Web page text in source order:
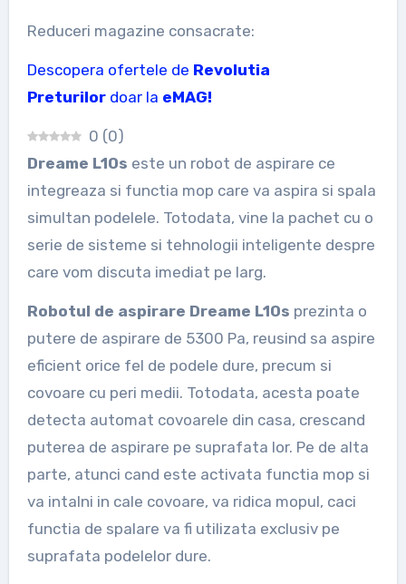
Reduceri magazine consacrate:
Descopera ofertele de Revolutia
Preturilor doar la eMAG!
0 (0)
Dreame L10s este un robot de aspirare ce
integreaza si functia mop care va aspira si spala
simultan podelele. Totodata, vine la pachet cu o
serie de sisteme si tehnologii inteligente despre
care vom discuta imediat pe larg.
Robotul de aspirare Dreame L10s prezinta o
putere de aspirare de 5300 Pa, reusind sa aspire
eficient orice fel de podele dure, precum si
covoare cu peri medii. Totodata, acesta poate
detecta automat covoarele din casa, crescand
puterea de aspirare pe suprafata lor. Pe de alta
parte, atunci cand este activata functia mop si
va intalni in cale covoare, va ridica mopul, caci
functia de spalare va fi utilizata exclusiv pe
suprafata podelelor dure.